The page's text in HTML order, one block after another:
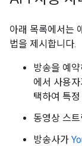
아래 목록에서는
법을 제시합니다.
방송을 예
에서 사용
택하여 특
동영상 스
방송사가